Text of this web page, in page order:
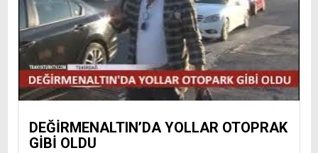
DEĞİRMENALTIN’DA YOLLAR OTOPRAK
GİBİ OLDU